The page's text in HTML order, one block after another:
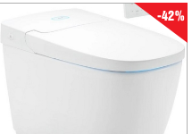
-42%